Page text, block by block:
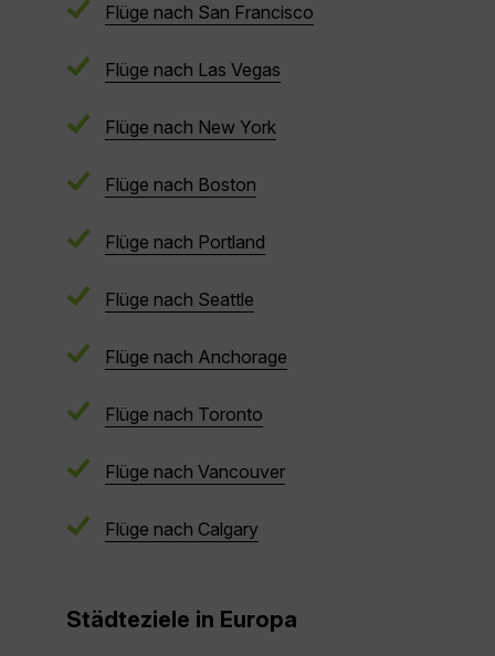
Flüge nach San Francisco
Flüge nach Las Vegas
Flüge nach New York
Flüge nach Boston
Flüge nach Portland
Flüge nach Seattle
Flüge nach Anchorage
Flüge nach Toronto
Flüge nach Vancouver
Flüge nach Calgary
Städteziele in Europa